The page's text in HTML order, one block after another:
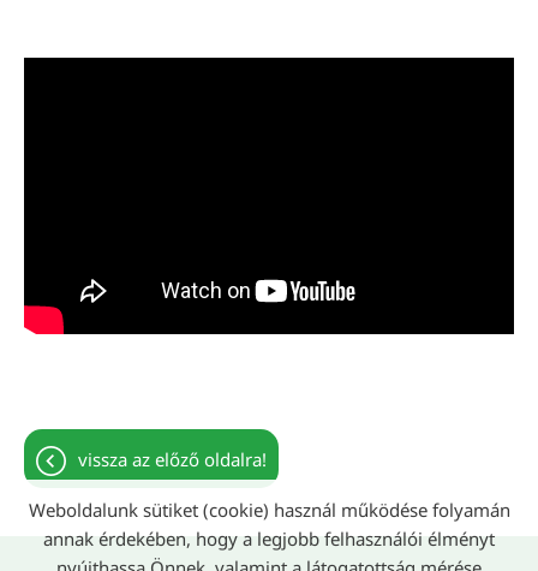
vissza az előző oldalra!
Weboldalunk sütiket (cookie) használ működése folyamán
annak érdekében, hogy a legjobb felhasználói élményt